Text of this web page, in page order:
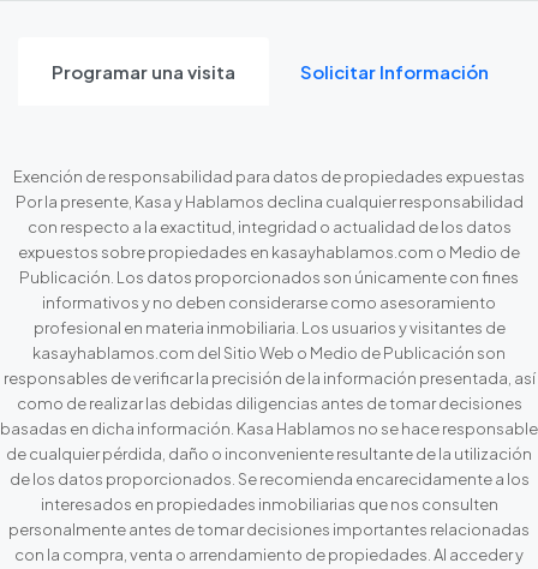
Programar una visita Solicitar Información
Exención de responsabilidad para datos de propiedades expuestas
Por la presente, Kasa y Hablamos declina cualquier responsabilidad
con respecto a la exactitud, integridad o actualidad de los datos
expuestos sobre propiedades en kasayhablamos.com o Medio de
Publicación. Los datos proporcionados son únicamente con fines
informativos y no deben considerarse como asesoramiento
profesional en materia inmobiliaria. Los usuarios y visitantes de
kasayhablamos.com del Sitio Web o Medio de Publicación son
responsables de verificar la precisión de la información presentada, así
como de realizar las debidas diligencias antes de tomar decisiones
basadas en dicha información. Kasa Hablamos no se hace responsable
de cualquier pérdida, daño o inconveniente resultante de la utilización
de los datos proporcionados. Se recomienda encarecidamente a los
interesados en propiedades inmobiliarias que nos consulten
personalmente antes de tomar decisiones importantes relacionadas
con la compra, venta o arrendamiento de propiedades. Al acceder y